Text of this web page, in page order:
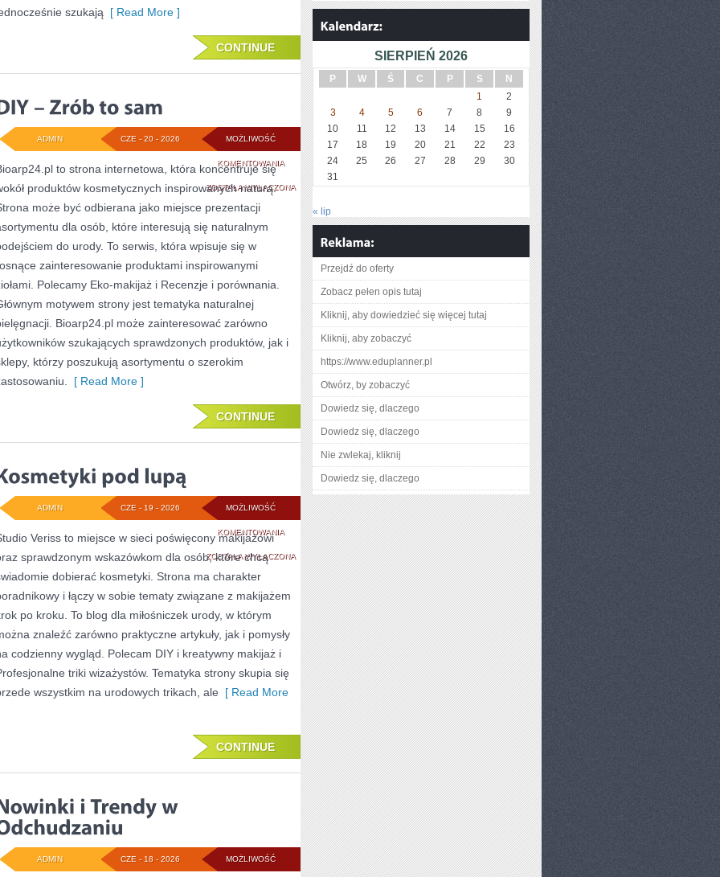
szukają [ Read More ]
CONTINUE
MOŻLIWOŚĆ
KOMENTOWANIADIY
–
ZRÓB
SAM
ZOSTAŁA WYŁĄCZONA
CZE - 20 - 2026
ADMIN
to strona internetowa, która koncentruje się
produktów kosmetycznych inspirowanych naturą.
może być odbierana jako miejsce prezentacji
dla osób, które interesują się naturalnym
do urody. To serwis, która wpisuje się w
zainteresowanie produktami inspirowanymi
Polecamy Eko-makijaż i Recenzje i porównania.
motywem strony jest tematyka naturalnej
Bioarp24.pl może zainteresować zarówno
szukających sprawdzonych produktów, jak i
którzy poszukują asortymentu o szerokim
[ Read More ]
CONTINUE
MOŻLIWOŚĆ
KOMENTOWANIAKOSMETYKI
POD
LUPĄ
ZOSTAŁA WYŁĄCZONA
CZE - 19 - 2026
ADMIN
Veriss to miejsce w sieci poświęcony makijażowi
sprawdzonym wskazówkom dla osób, które chcą
dobierać kosmetyki. Strona ma charakter
i łączy w sobie tematy związane z makijażem
po kroku. To blog dla miłośniczek urody, w którym
znaleźć zarówno praktyczne artykuły, jak i pomysły
codzienny wygląd. Polecam DIY i kreatywny makijaż i
triki wizażystów. Tematyka strony skupia się
wszystkim na urodowych trikach, ale [ Read More
CONTINUE
MOŻLIWOŚĆ
CZE - 18 - 2026
ADMIN
SIERPIEŃ 2026
P W Ś C P S
N
1
2
3
4 5 6 7 8
9
10
11 12 13 14 15
16
17
18 19 20 21 22
23
24
25 26 27 28 29
30
31
« lip
Przejdź do oferty
Zobacz pełen opis tutaj
Kliknij, aby dowiedzieć się więcej tutaj
Kliknij, aby zobaczyć
https://www.eduplanner.pl
Otwórz, by zobaczyć
Dowiedz się, dlaczego
Dowiedz się, dlaczego
Nie zwlekaj, kliknij
Dowiedz się, dlaczego